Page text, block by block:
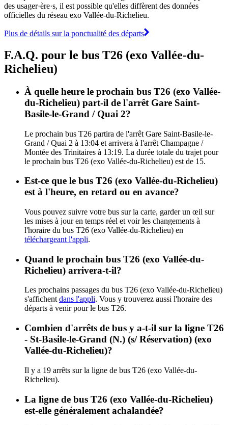
des usager·ère·s, il est possible qu'elles diffèrent des données
officielles du réseau exo Vallée-du-Richelieu.
Plus de détails sur la ponctualité des départs
F.A.Q. pour le bus T26 (exo Vallée-du-
Richelieu)
À quelle heure le prochain bus T26 (exo Vallée-
du-Richelieu) part-il de l'arrêt Gare Saint-
Basile-le-Grand / Quai 2?
Le prochain bus T26 partira de l'arrêt Gare Saint-Basile-le-
Grand / Quai 2 à 13:04 et arrivera à l'arrêt Champagne /
Montée des Trinitaires à 13:19. La durée totale du trajet pour
le prochain bus T26 (exo Vallée-du-Richelieu) est de 15.
Est-ce que le bus T26 (exo Vallée-du-Richelieu)
est à l'heure, en retard ou en avance?
Vous pouvez suivre votre bus sur la carte, garder un œil sur
les mises à jour en temps réel et voir les changements à
l'horaire du bus T26 (exo Vallée-du-Richelieu) en
téléchargeant l'appli.
Quand le prochain bus T26 (exo Vallée-du-
Richelieu) arrivera-t-il?
Les prochains passages du bus T26 (exo Vallée-du-Richelieu)
s'affichent dans l'appli. Vous y trouverez aussi l'horaire des
départs à venir pour le bus T26.
Combien d'arrêts de bus y a-t-il sur la ligne T26
- St-Basile-le-Grand (N.) (s/ Réservation) (exo
Vallée-du-Richelieu)?
Il y a 19 arrêts sur la ligne de bus T26 (exo Vallée-du-
Richelieu).
La ligne de bus T26 (exo Vallée-du-Richelieu)
est-elle généralement achalandée?